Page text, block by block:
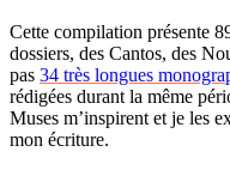
Cette compilation présente
dossiers, des Cantos, des
pas 34 très longues
rédigées durant la même
Muses m’inspirent et je les
mon écriture.